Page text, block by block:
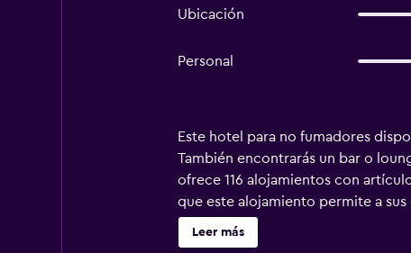
Ubicación
Personal
Este hotel para no fumadores
También encontrarás un bar o
ofrece 116 alojamientos con
que este alojamiento permite a
canales por cable. Los baños
hotel en Wernigerode ofrece
Leer más